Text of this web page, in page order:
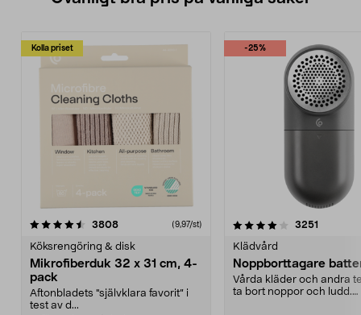
Kolla priset
3808recensioner (9,97/st)
Köksrengöring & disk
Mikrofiberduk 32 x 31 cm, 4-
pack
Aftonbladets "självklara favorit” i
test av d...
-25%
4.0av 5 stjärnor 3251
Klädvård
Noppborttagare
Vårda kläder och andra
ta bort noppor och ludd.
4.5av 5 stjärnor